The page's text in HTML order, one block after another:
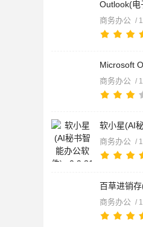
商务办公 /
商务办公 /
商务办公 /
商务办公 /